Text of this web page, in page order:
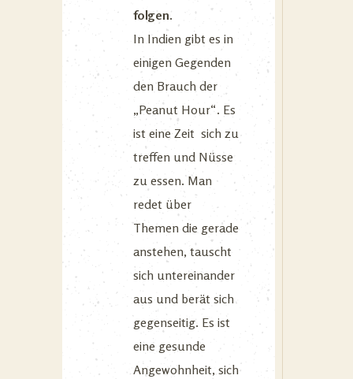
folgen.
In Indien gibt es in
einigen Gegenden
den Brauch der
„Peanut Hour“. Es
ist eine Zeit sich zu
treffen und Nüsse
zu essen. Man
redet über
Themen die gerade
anstehen, tauscht
sich untereinander
aus und berät sich
gegenseitig. Es ist
eine gesunde
Angewohnheit, sich